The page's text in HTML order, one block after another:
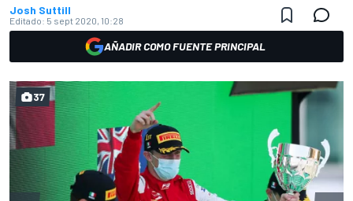
Josh Suttill
Editado: 5 sept 2020, 10:28
AÑADIR COMO FUENTE PRINCIPAL
37